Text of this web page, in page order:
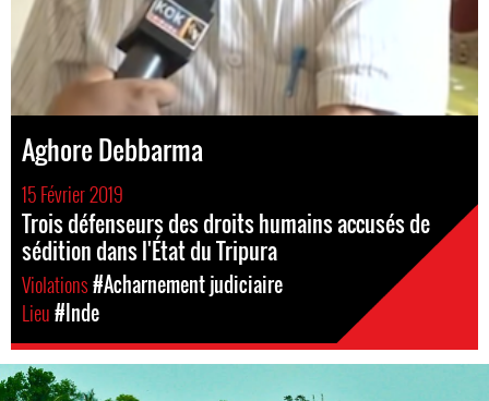
Aghore Debbarma
15 Février 2019
Trois défenseurs des droits humains accusés de
sédition dans l'État du Tripura
Violations#Acharnement judiciaire
Lieu#Inde